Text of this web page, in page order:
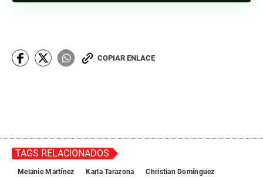
COPIAR ENLACE
TAGS RELACIONADOS
Melanie Martínez Karla Tarazona Christian Domínguez